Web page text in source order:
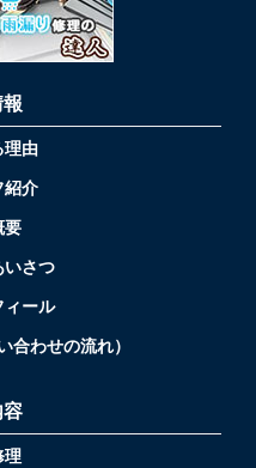
理由
紹介
要
いさつ
ィール
合わせの流れ）
容
理